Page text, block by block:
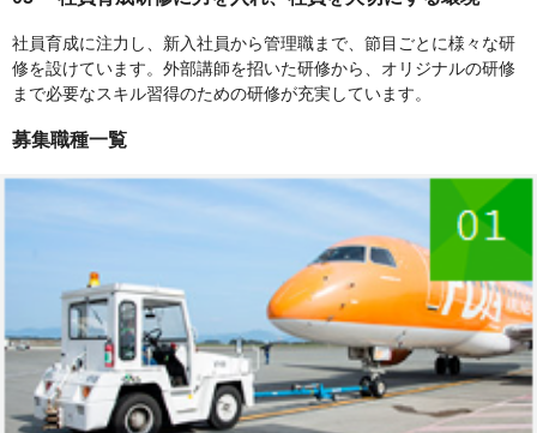
社員育成に注力し、新入社員から管理職まで、節目ごとに様々な研
修を設けています。外部講師を招いた研修から、オリジナルの研修
まで必要なスキル習得のための研修が充実しています。
募集職種一覧